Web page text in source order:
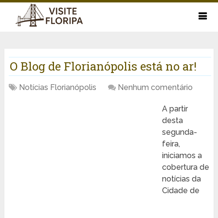
O Blog de Florianópolis está no ar!
Notícias Florianópolis Nenhum comentário
A partir
desta
segunda-
feira,
iniciamos a
cobertura de
notícias da
Cidade de